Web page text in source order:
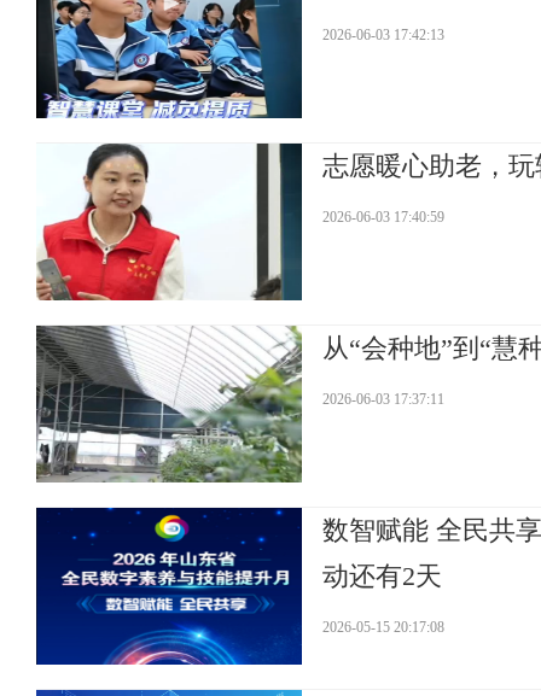
2026-06-03 17:42:13
志愿暖心助老，
2026-06-03 17:40:59
从“会种地”到“慧
2026-06-03 17:37:11
数智赋能 全民共
动还有2天
2026-05-15 20:17:08